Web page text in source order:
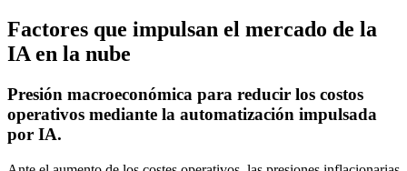
Factores que impulsan el mercado de la
IA en la nube
Presión macroeconómica para reducir los costos
operativos mediante la automatización impulsada
por IA.